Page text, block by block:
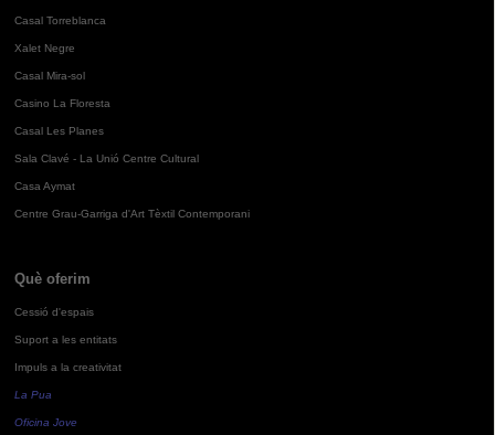
Casal Torreblanca
Xalet Negre
Casal Mira-sol
Casino La Floresta
Casal Les Planes
Sala Clavé - La Unió Centre Cultural
Casa Aymat
Centre Grau-Garriga d'Art Tèxtil Contemporani
Què oferim
Cessió d'espais
Suport a les entitats
Impuls a la creativitat
La Pua
Oficina Jove